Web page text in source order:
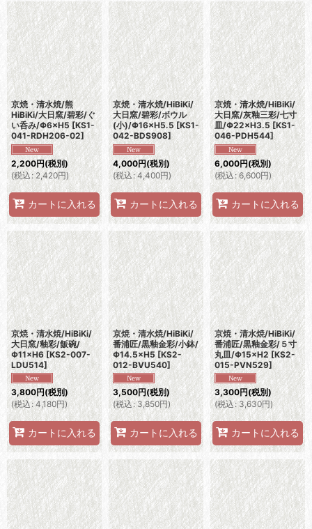
京焼・清水焼/熊
HiBiKi/大日窯/碧彩/ぐ
い呑み/Φ6×H5 [KS1-
041-RDH206-02]
2,200円(税別)
(税込: 2,420円)
カートに入れる
京焼・清水焼/HiBiKi/
大日窯/碧彩/ボウル
(小)/Φ16×H5.5 [KS1-
042-BDS908]
4,000円(税別)
(税込: 4,400円)
カートに入れる
京焼・清水焼/HiBiKi/
大日窯/灰釉三彩/七寸
皿/Φ22×H3.5 [KS1-
046-PDH544]
6,000円(税別)
(税込: 6,600円)
カートに入れる
京焼・清水焼/HiBiKi/
大日窯/釉彩/飯碗/
Φ11×H6 [KS2-007-
LDU514]
3,800円(税別)
(税込: 4,180円)
カートに入れる
京焼・清水焼/HiBiKi/
番浦匠/黒釉金彩/小鉢/
Φ14.5×H5 [KS2-
012-BVU540]
3,500円(税別)
(税込: 3,850円)
カートに入れる
京焼・清水焼/HiBiKi/
番浦匠/黒釉金彩/５寸
丸皿/Φ15×H2 [KS2-
015-PVN529]
3,300円(税別)
(税込: 3,630円)
カートに入れる